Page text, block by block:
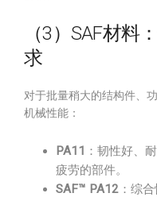
（3）SAF材料
求
对于批量稍大的结构件、
机械性能：
PA11 ：韧性好、
疲劳的部件。
SAF™ PA12 ：综